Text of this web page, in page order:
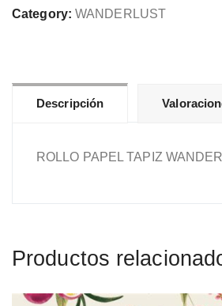
92072
Category: WANDERLUST
Descripción
ROLLO PAPEL TAPIZ
Productos